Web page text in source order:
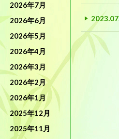
2026年7月
2026年6月
2026年5月
2026年4月
2026年3月
2026年2月
2026年1月
2025年12月
2025年11月